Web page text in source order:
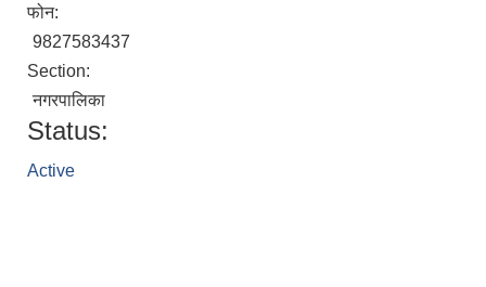
फोन:
9827583437
Section:
नगरपालिका
Status:
Active